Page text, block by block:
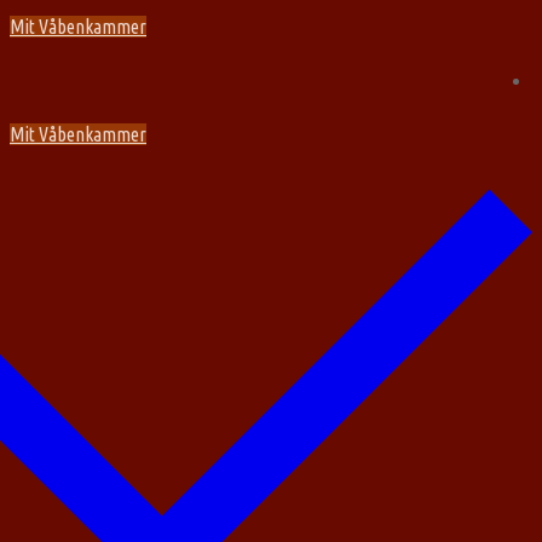
Spring
Menu
Luk
Mit Våbenkammer
Mit Våbenkammer